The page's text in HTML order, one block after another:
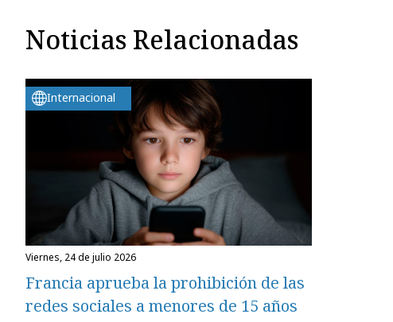
Noticias Relacionadas
Internacional
viernes, 24 de julio 2026
Francia aprueba la prohibición de las
redes sociales a menores de 15 años